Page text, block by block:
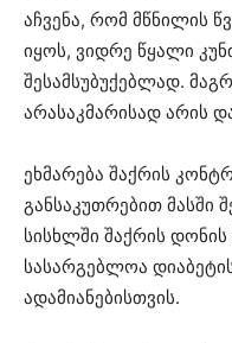
აჩვენა, რომ მწნილის
იყოს, ვიდრე წყალი
შესამსუბუქებლად.
არასაკმარისად არის
ეხმარება შაქრის
განსაკუთრებით მასში
სისხლში შაქრის დონის
სასარგებლოა
ადამიანებისთვის.